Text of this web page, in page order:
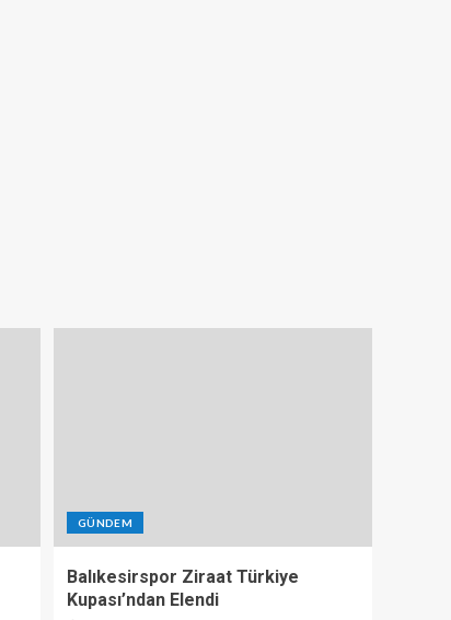
GÜNDEM
Balıkesirspor Ziraat Türkiye
Kupası’ndan Elendi